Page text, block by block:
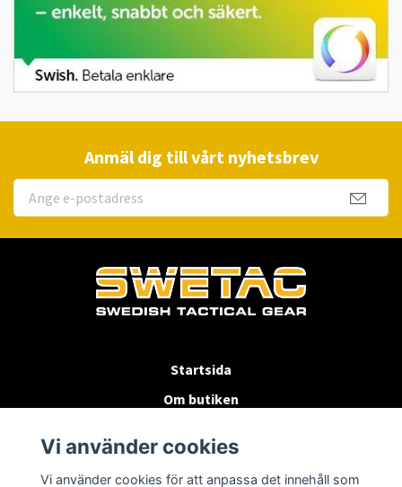
Anmäl dig till vårt nyhetsbrev
Startsida
Om butiken
Byten & Returer
Vi använder cookies
Vi använder cookies för att anpassa det innehåll som